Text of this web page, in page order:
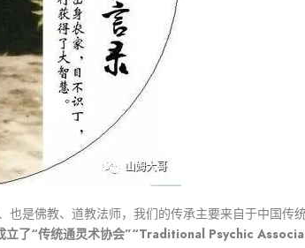
是佛教、道教法师，我们的传承主要来自于中国传
立了“传统通灵术协会”“Traditional Psychic